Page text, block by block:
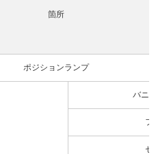
箇所
ポジションランプ
バニ
フ
セ